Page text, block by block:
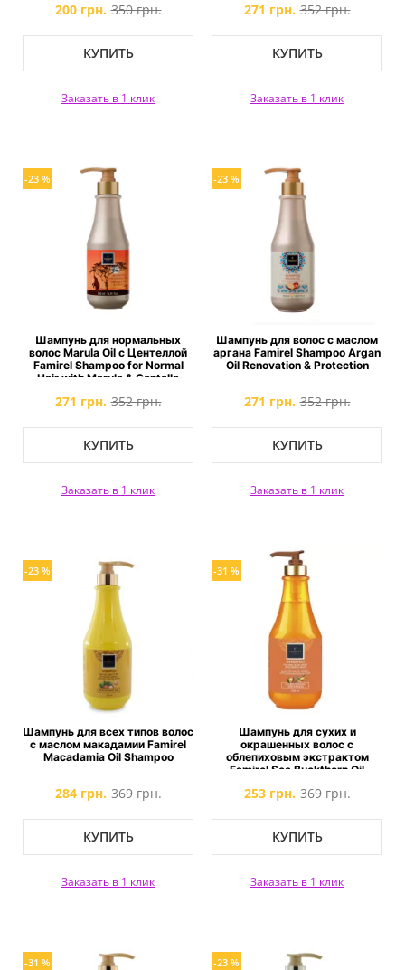
200 грн. 350 грн.
КУПИТЬ
Заказать в 1 клик
271 грн. 352 грн.
КУПИТЬ
Заказать в 1 клик
-23 %
Шампунь для нормальных
волос Marula Oil с Центеллой
Famirel Shampoo for Normal
Hair with Marula & Centella
271 грн. 352 грн.
КУПИТЬ
Заказать в 1 клик
-23 %
Шампунь для волос с маслом
аргана Famirel Shampoo Argan
Oil Renovation & Protection
271 грн. 352 грн.
КУПИТЬ
Заказать в 1 клик
-23 %
Шампунь для всех типов волос
с маслом макадамии Famirel
Macadamia Oil Shampoo
284 грн. 369 грн.
КУПИТЬ
Заказать в 1 клик
-31 %
Шампунь для сухих и
окрашенных волос с
облепиховым экстрактом
Famirel Sea Buckthorn Oil
253 грн. 369 грн.
КУПИТЬ
Заказать в 1 клик
-31 % -23 %